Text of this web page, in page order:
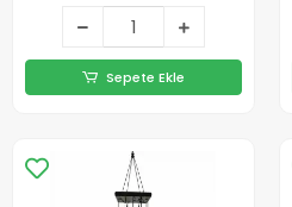
Sepete Ekle